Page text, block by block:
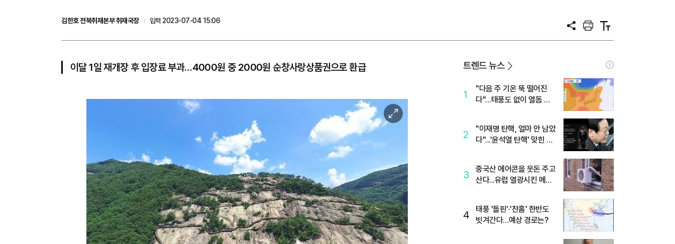
김한호 전북취재본부 취재국장
입력 2023-07-04 15:06
공
프
트
텍
트
이달 1일 재개장 후 입장료 부과…4000원 중 2000원 순창사랑상품권으로 환급
이
미
대
트렌드 뉴스
1
"다음 주 기온 뚝 떨어진
다"…태풍도 없이 열돔 박
2
"이재명 탄핵, 얼마 안 남았
다"...'윤석열 탄핵' 맞힌 무
3
중국산 에어콘을 웃돈 주고
산다...유럽 열광시킨 메이
4
태풍 '돌핀'·'찬홈' 한반도
빗겨간다…예상 경로는?